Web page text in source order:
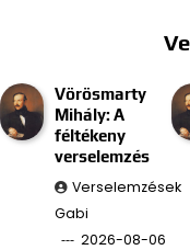
Vörösmarty
Mihály: A
féltékeny
verselemzés
Verselemzések
Gabi
2026-08-06